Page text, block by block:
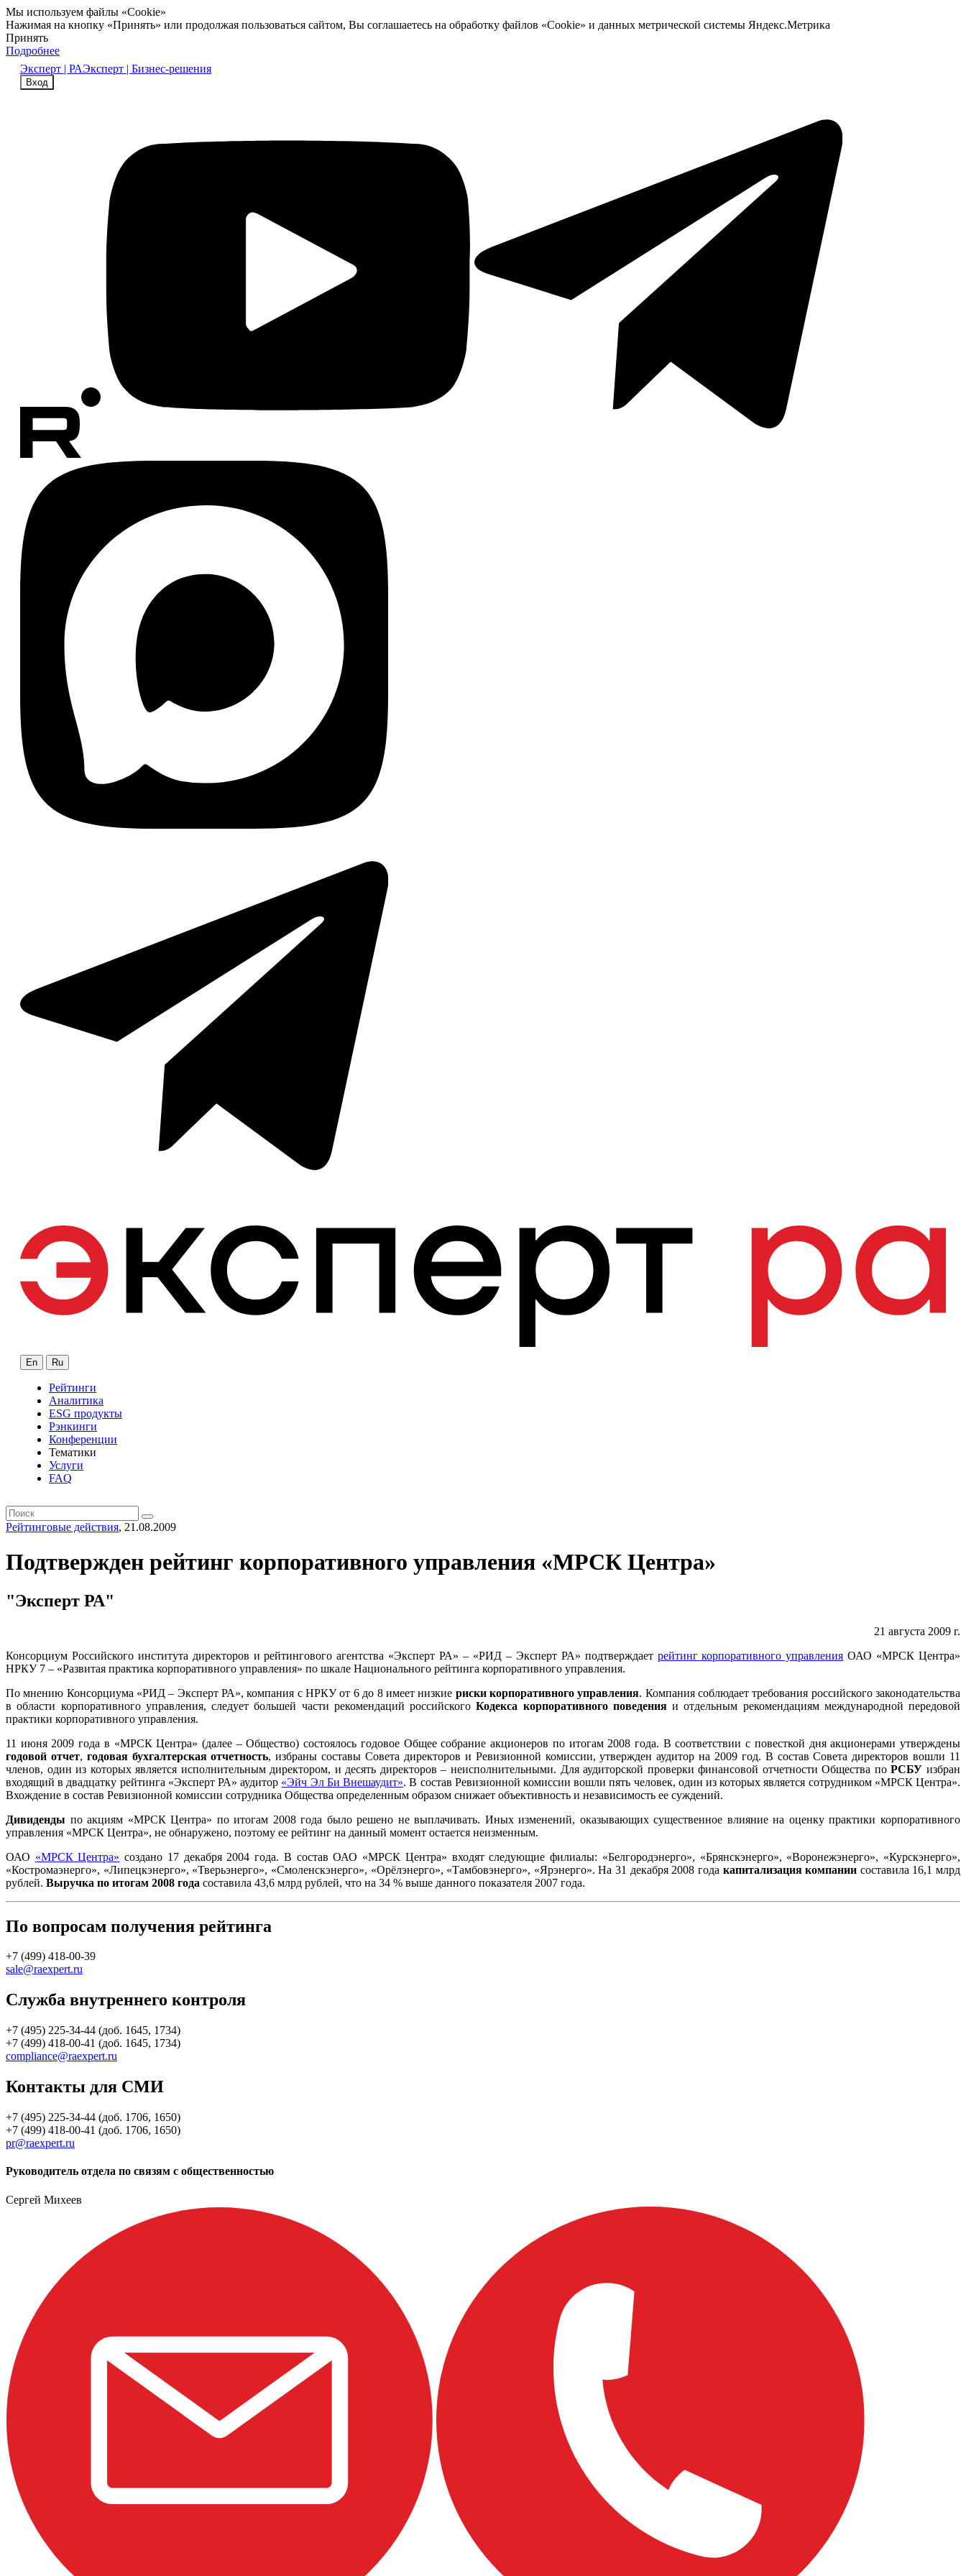
Мы используем файлы «Cookie»
Нажимая на кнопку «Принять» или продолжая пользоваться сайтом, Вы соглашаетесь на обработку файлов «Cookie» и данных метрической системы Яндекс.Метрика
Принять
Подробнее
Эксперт | РАЭксперт | Бизнес-решения
Вход
En Ru
Рейтинги
Аналитика
ESG продукты
Рэнкинги
Конференции
Тематики
Услуги
FAQ
Рейтинговые действия, 21.08.2009
Подтвержден рейтинг корпоративного управления «МРСК Центра»
"Эксперт РА"
21 августа 2009 г.
Консорциум Российского института директоров и рейтингового агентства «Эксперт РА» – «РИД – Эксперт РА» подтверждает рейтинг корпоративного управления ОАО «МРСК Центра»
НРКУ 7 – «Развитая практика корпоративного управления» по шкале Национального рейтинга корпоративного управления.
По мнению Консорциума «РИД – Эксперт РА», компания с НРКУ от 6 до 8 имеет низкие риски корпоративного управления. Компания соблюдает требования российского законодательства
в области корпоративного управления, следует большей части рекомендаций российскогоКодекса корпоративного поведенияи отдельным рекомендациям международной передовой
практики корпоративного управления.
11 июня 2009 года в «МРСК Центра» (далее – Общество) состоялось годовое Общее собрание акционеров по итогам 2008 года. В соответствии с повесткой дня акционерами утверждены
годовой отчет, годовая бухгалтерская отчетность, избраны составы Совета директоров и Ревизионной комиссии, утвержден аудитор на 2009 год. В состав Совета директоров вошли 11
членов, один из которых является исполнительным директором, и десять директоров – неисполнительными. Для аудиторской проверки финансовой отчетности Общества поРСБУ избран
входящий в двадцатку рейтинга «Эксперт РА» аудитор «Эйч Эл Би Внешаудит». В состав Ревизионной комиссии вошли пять человек, один из которых является сотрудником «МРСК Центра».
Вхождение в состав Ревизионной комиссии сотрудника Общества определенным образом снижает объективность и независимость ее суждений.
Дивиденды по акциям «МРСК Центра» по итогам 2008 года было решено не выплачивать. Иных изменений, оказывающих существенное влияние на оценку практики корпоративного
управления «МРСК Центра», не обнаружено, поэтому ее рейтинг на данный момент остается неизменным.
ОАО «МРСК Центра» создано 17 декабря 2004 года. В состав ОАО «МРСК Центра» входят следующие филиалы: «Белгородэнерго», «Брянскэнерго», «Воронежэнерго», «Курскэнерго»,
«Костромаэнерго», «Липецкэнерго», «Тверьэнерго», «Смоленскэнерго», «Орёлэнерго», «Тамбовэнерго», «Ярэнерго». На 31 декабря 2008 года капитализация компании составила 16,1 млрд
рублей. Выручка по итогам 2008 года составила 43,6 млрд рублей, что на 34 % выше данного показателя 2007 года.
По вопросам получения рейтинга
+7 (499) 418-00-39
sale@raexpert.ru
Служба внутреннего контроля
+7 (495) 225-34-44 (доб. 1645, 1734)
+7 (499) 418-00-41 (доб. 1645, 1734)
compliance@raexpert.ru
Контакты для СМИ
+7 (495) 225-34-44 (доб. 1706, 1650)
+7 (499) 418-00-41 (доб. 1706, 1650)
pr@raexpert.ru
Руководитель отдела по связям с общественностью
Сергей Михеев